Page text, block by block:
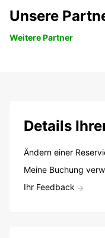
Unsere
Weitere Partner
Details
Ändern einer
Meine Buchung
Ihr Feedback